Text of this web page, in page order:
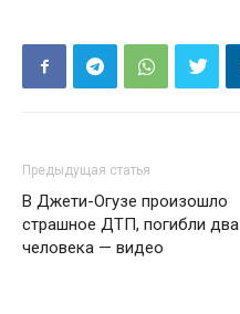
Предыдущая статья
В Джети-Огузе произошло
страшное ДТП, погибли два
человека — видео